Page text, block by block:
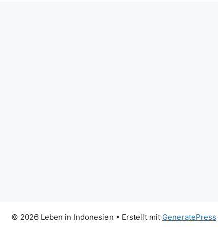
© 2026 Leben in Indonesien • Erstellt mit GeneratePress